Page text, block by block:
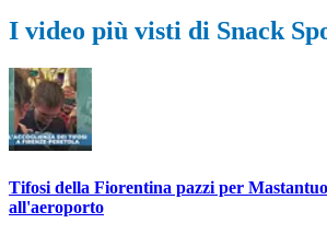
I video più visti di Snack
Tifosi della Fiorentina pazzi per
all'aeroporto